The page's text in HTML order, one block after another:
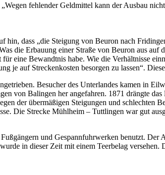
fehlender Geldmittel kann der Ausbau
hin, dass „die Steigung von Beuron nach
die Erbauung einer Straße von Beuron aus
eine Bewandtnis habe. Wie die Verhältnisse
je auf Streckenkosten besorgen zu lassen“.
Besucher des Unterlandes kamen in
von Balingen her angefahren. 1871 drängte
der übermäßigen Steigungen und schlechten
Die Strecke Mühlheim – Tuttlingen war gut
und Gespannfuhrwerken benutzt.
in dieser Zeit mit einem Teerbelag